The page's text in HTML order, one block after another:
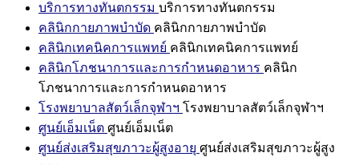
บริการทางทันตกรรม บริการทางทันตกรรม
คลินิกกายภาพบำบัด คลินิกกายภาพบำบัด
คลินิกเทคนิคการแพทย์ คลินิกเทคนิคการแพทย์
คลินิกโภชนาการและการกำหนดอาหาร คลินิก
โภชนาการและการกำหนดอาหาร
โรงพยาบาลสัตว์เล็กจุฬาฯ โรงพยาบาลสัตว์เล็กจุฬาฯ
ศูนย์เอ็มเน็ต ศูนย์เอ็มเน็ต
ศูนย์ส่งเสริมสุขภาวะผู้สูงอายุ ศูนย์ส่งเสริมสุขภาวะผู้สูง